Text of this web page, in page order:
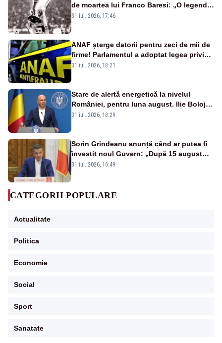
de moartea lui Franco Baresi: „O legendă
a fotbalului mondial”
31 iul. 2026, 17:46
ANAF șterge datorii pentru zeci de mii de
firme! Parlamentul a adoptat legea privind
amnistia fiscală
31 iul. 2026, 18:21
Stare de alertă energetică la nivelul
României, pentru luna august. Ilie Bolojan
a anunțat importuri și posibile restricții –
31 iul. 2026, 18:29
Sorin Grindeanu anunță când ar putea fi
învestit noul Guvern: „După 15 august
sunt șanse mai mari”
31 iul. 2026, 16:49
CATEGORII POPULARE
Actualitate
Politica
Economie
Social
Sport
Sanatate